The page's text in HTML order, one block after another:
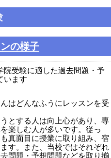
の様子
院受験に適した過去問題・予
います
はどんなふうにレッスンを受
とする人は向上心があり、専
楽しむ人が多いです。従っ
真面目に授業に取り組み、宿
す。また、当校ではそれぞれ
問題・予想問題などを取り揃
講師